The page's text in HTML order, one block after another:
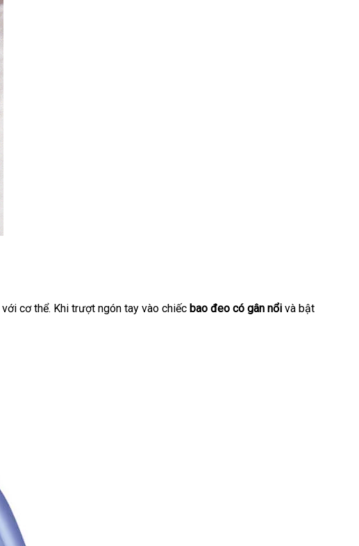
link
với cơ thểdịch
. giá
Khi trượt ngón tay vào chiếc bao đeo có gân nổi facebook
và bật